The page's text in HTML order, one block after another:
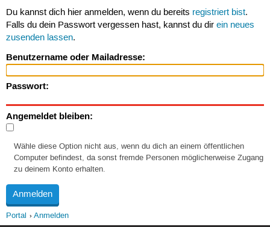
Du kannst dich hier anmelden, wenn du bereits registriert bist.
Falls du dein Passwort vergessen hast, kannst du dir ein neues
zusenden lassen.
Benutzername oder Mailadresse:
Passwort:
Angemeldet bleiben:
Wähle diese Option nicht aus, wenn du dich an einem öffentlichen
Computer befindest, da sonst fremde Personen möglicherweise Zugang
zu deinem Konto erhalten.
Portal Anmelden